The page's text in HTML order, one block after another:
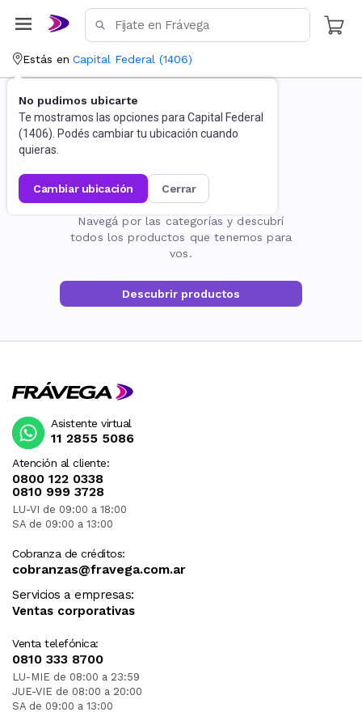
Estás en Capital Federal (1406)
No pudimos ubicarte
Te mostramos las opciones para Capital Federal
(1406). Podés cambiar tu ubicación cuando
quieras.
cambiar ubicación cerrar
La página no existe
Navegá por las categorías y descubrí
todos los productos que tenemos para
vos.
Descubrir productos
Atención al cliente:
0800 122 0338
0810 999 3728
LU-VI de 09:00 a 18:00
SA de 09:00 a 13:00
Cobranza de créditos:
cobranzas@fravega.com.ar
Servicios a empresas:
Ventas corporativas
Venta telefónica:
0810 333 8700
LU-MIE de 08:00 a 23:59
JUE-VIE de 08:00 a 20:00
SA de 09:00 a 13:00
Asistente virtual
11 2855 5086